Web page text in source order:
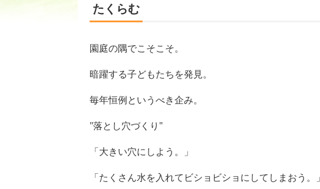
たくらむ
園庭の隅でこそこそ。
暗躍する子どもたちを発見。
毎年恒例というべき企み。
"落とし穴づくり"
「大きい穴にしよう。」
「たくさん水を入れてビショビショにしてしまおう。」